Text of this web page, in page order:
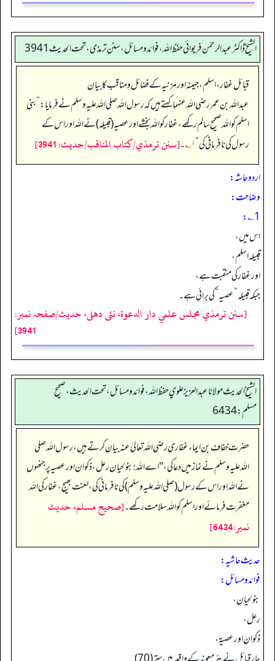
الشیخ ڈاکٹر عبد الرحمٰن فریوائی حفظ اللہ، فوائد و مسائل، سنن ترمذی، تحت الحديث 3941
قبائل غفار، اسلم، جہینہ اور مزنیہ کے فضائل و مناقب کا بیان
عبداللہ بن عمر رضی الله عنہما کہتے ہیں کہ رسول اللہ صلی اللہ علیہ وسلم نے فرمایا:”بنی
اسلم کو اللہ صحیح سالم رکھے، غفار کو اللہ بخشے اور عصیہ (قبیلہ) نے اللہ اور اس کے
رسول کی نافرمانی کی“۱؎ ۔[سنن ترمذي/كتاب المناقب/حدیث: 3941]
اردو حاشہ:
وضاحت:
1؎:
اس میں،
قبیلہ اسلم،
اورغفارکی منقبت ہے،
جبکہ قبیلہ”عصیہ“کی برائی ہے۔
[سنن ترمذي مجلس علمي دار الدعوة، نئى دهلى، حدیث/صفحہ نمبر:
3941]
الشيخ الحديث مولانا عبدالعزيز علوي حفظ الله، فوائد و مسائل، تحت الحديث ، صحيح
مسلم: 6434
حضرت خفاف بن ایماء غفاری رضی اللہ تعالیٰ عنہ بیان کرتے ہیں،رسول اللہ صلی
اللہ علیہ وسلم نے نماز میں دعاکی،"اے اللہ!بنولحیان رعل،ذکوان اور عصیہ پر جنھوں
نے اللہ اور اس کےرسول(صلی اللہ علیہ وسلم ) کی نافرمانی کی،لعنت بھیج،غفار کی اللہ
مغفرت فرمائے اور اسلم کو اللہ سلامت رکھے۔[صحيح مسلم، حديث
نمبر:6434]
حدیث حاشیہ:
فوائد ومسائل:
بنو لحیان،
رعل،
ذکوان اور عصیۃ،